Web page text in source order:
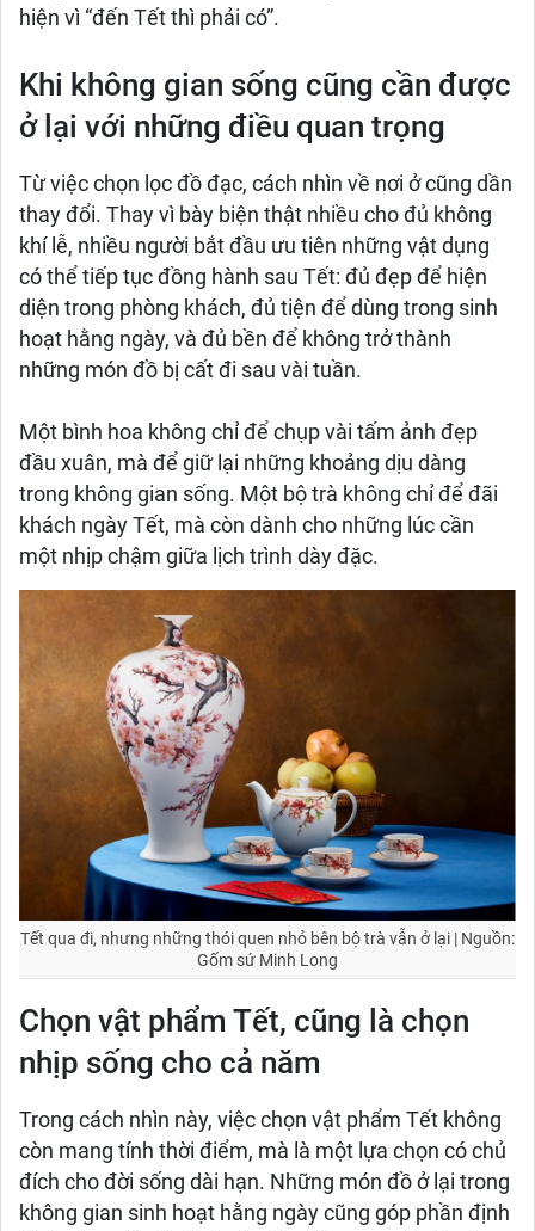
hiện vì “đến Tết thì phải có”.
Khi không gian sống cũng cần được
ở lại với những điều quan trọng
Từ việc chọn lọc đồ đạc, cách nhìn về nơi ở cũng dần
thay đổi. Thay vì bày biện thật nhiều cho đủ không
khí lễ, nhiều người bắt đầu ưu tiên những vật dụng
có thể tiếp tục đồng hành sau Tết: đủ đẹp để hiện
diện trong phòng khách, đủ tiện để dùng trong sinh
hoạt hằng ngày, và đủ bền để không trở thành
những món đồ bị cất đi sau vài tuần.
Một bình hoa không chỉ để chụp vài tấm ảnh đẹp
đầu xuân, mà để giữ lại những khoảng dịu dàng
trong không gian sống. Một bộ trà không chỉ để đãi
khách ngày Tết, mà còn dành cho những lúc cần
một nhịp chậm giữa lịch trình dày đặc.
Tết qua đi, nhưng những thói quen nhỏ bên bộ trà vẫn ở lại | Nguồn:
Gốm sứ Minh Long
Chọn vật phẩm Tết, cũng là chọn
nhịp sống cho cả năm
Trong cách nhìn này, việc chọn vật phẩm Tết không
còn mang tính thời điểm, mà là một lựa chọn có chủ
đích cho đời sống dài hạn. Những món đồ ở lại trong
không gian sinh hoạt hằng ngày cũng góp phần định